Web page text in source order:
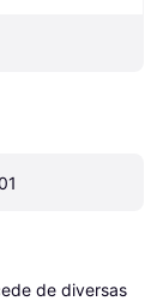
de diversas